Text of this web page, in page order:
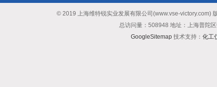
© 2019 上海维特锐实业发展有限公司(www.vse-victory.com)
总访问量：508948 地址：上海普陀
GoogleSitemap 技术支持： 化工